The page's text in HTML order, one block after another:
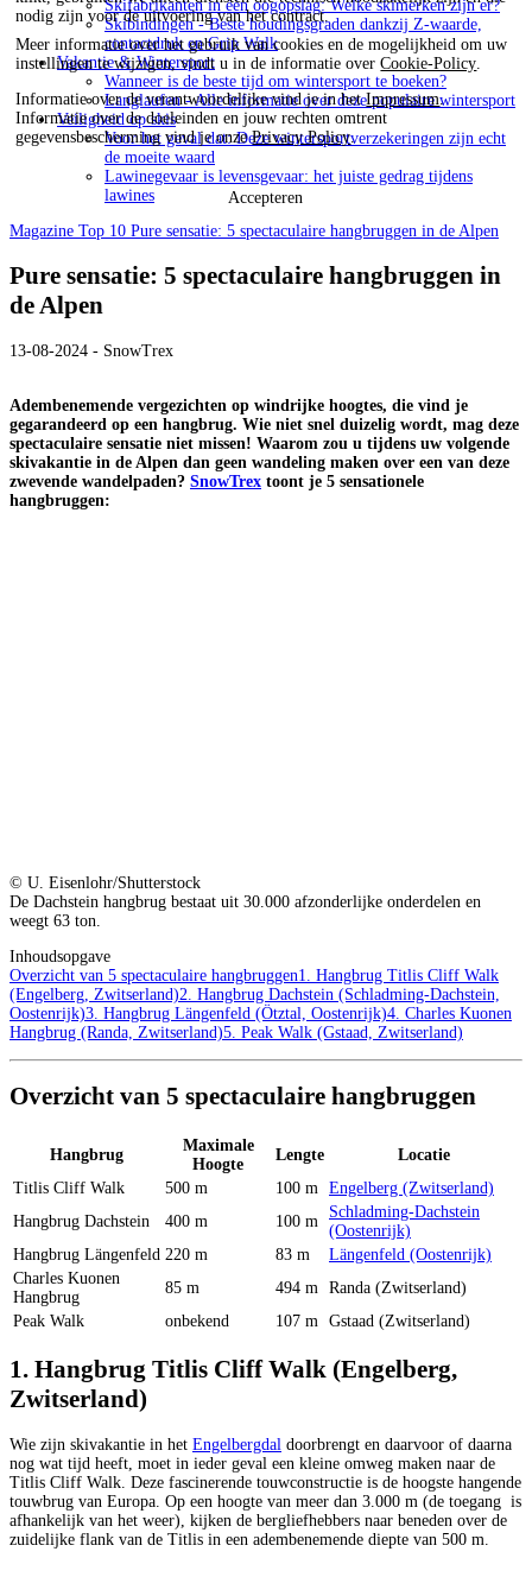
nodig zijn voor de uitvoering van het contract.
Meer informatie over het gebruik van cookies en de mogelijkheid om uw
instellingen te wijzigen, vindt u in de informatie overCookie-Policy
Informatie over de verantwoordelijke vind je in hetImpressum.
Informatie over de doeleinden en jouw rechten omtrent
gegevensbescherming vind je onzePrivacy Policy.
Accepteren
Skifabrikanten in één oogopslag: Welke skimerken zijn er?
Skibindingen - Beste houdingsgraden dankzij Z-waarde,
contactdruk en Grip Walk
Vakantie & Wintersport
Wanneer is de beste tijd om wintersport te boeken?
Langlaufen - Alle informatie over deze populaire wintersport
Veiligheid op skis
Voor het geval dat: Deze wintersportverzekeringen zijn echt
de moeite waard
Lawinegevaar is levensgevaar: het juiste gedrag tijdens
lawines
Magazine Top 10 Pure sensatie: 5 spectaculaire hangbruggen in de Alpen
Pure sensatie: 5 spectaculaire hangbruggen in
de Alpen
13-08-2024 - SnowTrex
Adembenemende vergezichten op windrijke hoogtes, die vind je
gegarandeerd op een hangbrug. Wie niet snel duizelig wordt, mag deze
spectaculaire sensatie niet missen! Waarom zou u tijdens uw volgende
skivakantie in de Alpen dan geen wandeling maken over een van deze
zwevende wandelpaden? SnowTrex toont je 5 sensationele
hangbruggen:
© U. Eisenlohr/Shutterstock
De Dachstein hangbrug bestaat uit 30.000 afzonderlijke onderdelen en
weegt 63 ton.
Inhoudsopgave
Overzicht van 5 spectaculaire hangbruggen1. Hangbrug Titlis Cliff Walk
(Engelberg, Zwitserland)2. Hangbrug Dachstein (Schladming-Dachstein,
Oostenrijk)3. Hangbrug Längenfeld (Ötztal, Oostenrijk)4. Charles Kuonen
Hangbrug (Randa, Zwitserland)5. Peak Walk (Gstaad, Zwitserland)
Overzicht van 5 spectaculaire hangbruggen
Hangbrug
Maximale
Hoogte
Lengte
Locatie
Titlis Cliff Walk
500 m 100 m
Engelberg (Zwitserland)
Hangbrug Dachstein
400 m 100 m
Schladming-Dachstein
(Oostenrijk)
Hangbrug Längenfeld 220 m 83 m
Längenfeld (Oostenrijk)
Charles Kuonen
Hangbrug
85 m 494 m
Randa (Zwitserland)
Peak Walk
onbekend 107 m Gstaad (Zwitserland)
1. Hangbrug Titlis Cliff Walk (Engelberg,
Zwitserland)
Wie zijn skivakantie in het Engelbergdal doorbrengt en daarvoor of daarna
nog wat tijd heeft, moet in ieder geval een kleine omweg maken naar de
Titlis Cliff Walk. Deze fascinerende touwconstructie is de hoogste hangende
touwbrug van Europa. Op een hoogte van meer dan 3.000 m (de toegang is
afhankelijk van het weer), kijken de bergliefhebbers naar beneden over de
zuidelijke flank van de Titlis in een adembenemende diepte van 500 m.